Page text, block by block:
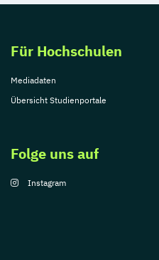
Für Hochschulen
Mediadaten
Übersicht Studienportale
Folge uns auf
Instagram